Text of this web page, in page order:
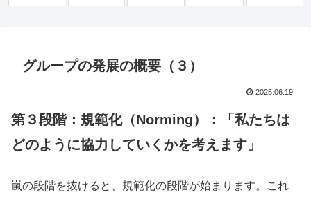
グループの発展の概要（３）
2025.06.19
第３段階： 規範化（Norming）：「私たちは
どのように協力していくかを考えます」
嵐の段階を抜けると、規範化の段階が始まります。これ